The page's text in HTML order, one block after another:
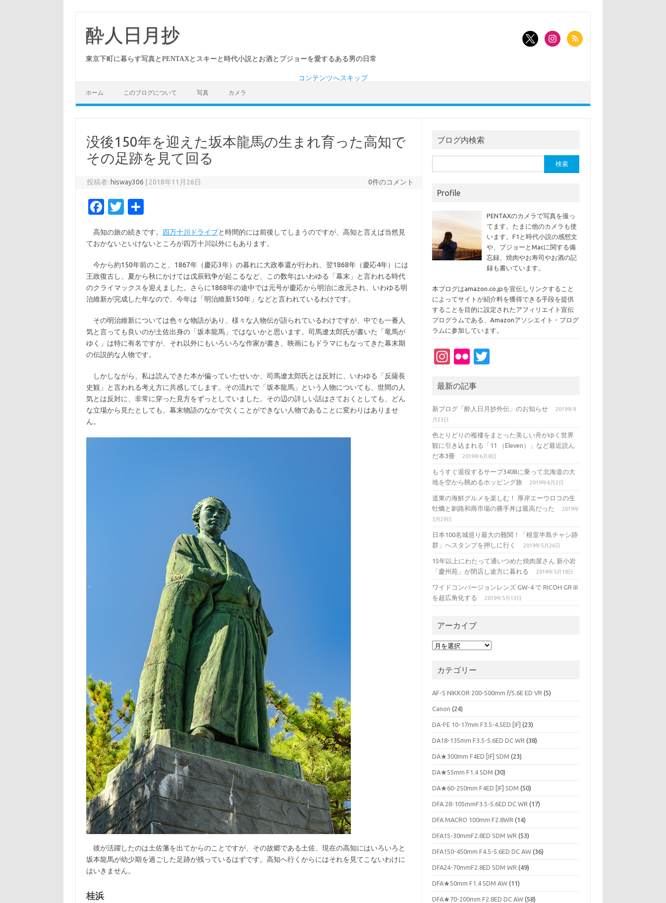
酔人日月抄
東京下町に暮らす写真とPENTAXとスキーと時代小説とお酒とプジョーを愛するある男の日常
コンテンツへスキップ
ホーム このブログについて 写真 カメラ
没後150年を迎えた坂本龍馬の生まれ育った高知で
その足跡を見て回る
投稿者: hisway306 2018年11月26日 0件のコメント
Fa
e
o
o
k
T
it
r
高知の旅の続きです。 四万十川ドライブと時間的には前後してしまうのですが、高知と言えば当然見
ておかないといけないところが四万十川以外にもあります。
今から約150年前のこと、1867年（慶応3年）の暮れに大政奉還が行われ、翌1868年（慶応4年）には
王政復古し、夏から秋にかけては戊辰戦争が起こるなど、この数年はいわゆる「幕末」と言われる時代
のクライマックスを迎えました。さらに1868年の途中では元号が慶応から明治に改元され、いわゆる明
治維新が完成した年なので、今年は「明治維新150年」などと言われているわけです。
その明治維新については色々な物語があり、様々な人物伝が語られているわけですが、中でも一番人
気と言っても良いのが土佐出身の「坂本龍馬」ではないかと思います。司馬遼太郎氏が書いた「竜馬が
ゆく」は特に有名ですが、それ以外にもいろいろな作家が書き、映画にもドラマにもなってきた幕末期
の伝説的な人物です。
しかしながら、私は読んできた本が偏っていたせいか、司馬遼太郎氏とは反対に、いわゆる「反薩長
史観」と言われる考え方に共感してします。その流れで「坂本龍馬」という人物についても、世間の人
気とは反対に、非常に穿った見方をずっとしていました。その辺の詳しい話はさておくとしても、どん
な立場から見たとしても、幕末物語のなかで欠くことができない人物であることに変わりはありませ
ん。
彼が活躍したのは土佐藩を出てからのことですが、その故郷である土佐、現在の高知にはいろいろと
坂本龍馬が幼少期を過ごした足跡が残っているはずです。高知へ行くからにはそれを見てこないわけに
はいきません。
桂浜
ブログ内検索
索:
Profile
PENTAXのカメラで写真を撮っ
てます。たまに他のカメラも使
います。F1と時代小説の感想文
や、プジョーとMacに関する備
忘録、焼肉やお寿司やお酒の記
録も書いています。
本ブログはamazon.co.jpを宣伝しリンクすること
によってサイトが紹介料を獲得できる手段を提供
することを目的に設定されたアフィリエイト宣伝
プログラムである、Amazonアソシエイト・プログ
ラムに参加しています。
In
a
gr
m
Fl
kr
te
最新の記事
新ブログ「酔人日月抄外伝」のお知らせ
2019年9
月23日
色とりどりの襤褸をまとった美しい舟がゆく世界
観に引き込まれる「11 （Eleven）」など最近読ん
だ本3冊
2019年6月8日
もうすぐ退役するサーブ340Bに乗って北海道の大
地を空から眺めるホッピング旅
2019年6月2日
道東の海鮮グルメを楽しむ！ 厚岸エーウロコの生
牡蠣と釧路和商市場の勝手丼は最高だった
2019年
5月29日
日本100名城巡り最大の難関！「根室半島チャシ跡
群」へスタンプを押しに行く
2019年5月26日
15年以上にわたって通いつめた焼肉屋さん 新小岩
「慶州苑」が閉店し途方に暮れる
2019年5月18日
ワイドコンバージョンレンズ GW-4 で RICOH GR III
を超広角化する
2019年5月13日
アーカイブ
ア
イカテゴリー
AF-S NIKKOR 200-500mm f/5.6E ED VR (5)
Canon (24)
DA-FE 10-17mm F3.5-4.5ED [IF] (23)
DA18-135mm F3.5-5.6ED DC WR (38)
DA★300mm F4ED [IF] SDM (23)
DA★55mm F1.4 SDM (30)
DA★60-250mm F4ED [IF] SDM (50)
DFA 28-105mmF3.5-5.6ED DC WR (17)
DFA MACRO 100mm F2.8WR (14)
DFA15-30mmF2.8ED SDM WR (53)
DFA150-450mm F4.5-5.6ED DC AW (36)
DFA24-70mmF2.8ED SDM WR (49)
DFA★50mm F1.4 SDM AW (11)
DFA★70-200mm F2.8ED DC AW (58)